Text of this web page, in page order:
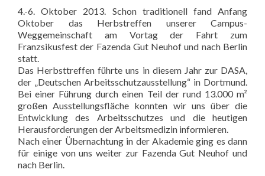
4.-6. Oktober 2013. Schon traditionell fand Anfang
Oktober das Herbstreffen unserer Campus-
Weggemeinschaft am Vortag der Fahrt zum
Franzsikusfest der Fazenda Gut Neuhof und nach Berlin
statt.
Das Herbsttreffen führte uns in diesem Jahr zur DASA,
der „Deutschen Arbeitsschutzausstellung“ in Dortmund.
Bei einer Führung durch einen Teil der rund 13.000 m²
großen Ausstellungsfläche konnten wir uns über die
Entwicklung des Arbeitsschutzes und die heutigen
Herausforderungen der Arbeitsmedizin informieren.
Nach einer Übernachtung in der Akademie ging es dann
für einige von uns weiter zur Fazenda Gut Neuhof und
nach Berlin.